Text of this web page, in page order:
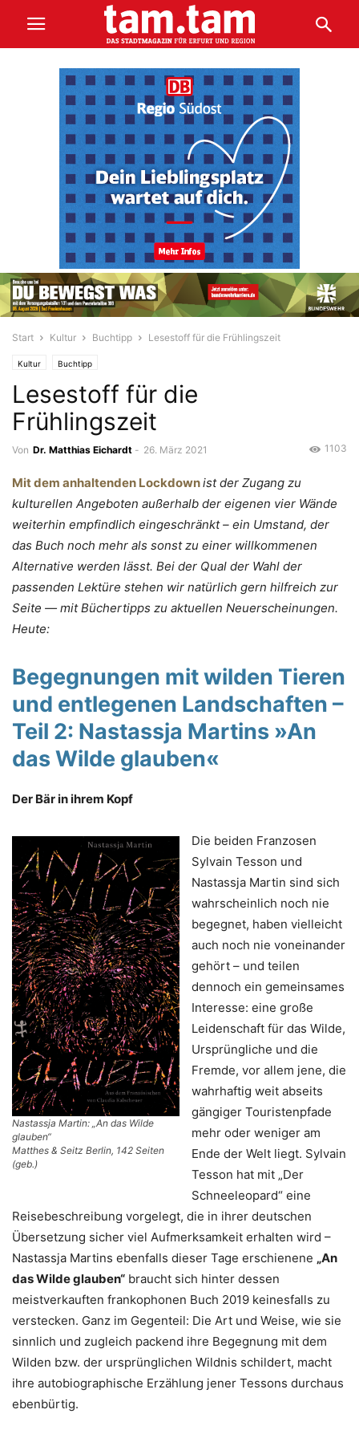
Start Kultur Buchtipp Lesestoff für die Frühlingszeit
Kultur Buchtipp
Lesestoff für die
Frühlingszeit
Von Dr. Matthias Eichardt - 26. März 2021 1103
Mit dem anhaltenden Lockdownist der Zugang zu
kulturellen Angeboten außerhalb der eigenen vier Wände
weiterhin empfindlich eingeschränkt – ein Umstand, der
das Buch noch mehr als sonst zu einer willkommenen
Alternative werden lässt. Bei der Qual der Wahl der
passenden Lektüre stehen wir natürlich gern hilfreich zur
Seite — mit Büchertipps zu aktuellen Neuerscheinungen.
Heute:
Begegnungen mit wilden Tieren
und entlegenen Landschaften –
Teil 2: Nastassja Martins »An
das Wilde glauben«
Der Bär in ihrem Kopf
Nastassja Martin: „An das Wilde
glauben“
Matthes & Seitz Berlin, 142 Seiten
(geb.)
Die beiden Franzosen
Sylvain Tesson und
Nastassja Martin sind sich
wahrscheinlich noch nie
begegnet, haben vielleicht
auch noch nie voneinander
gehört – und teilen
dennoch ein gemeinsames
Interesse: eine große
Leidenschaft für das Wilde,
Ursprüngliche und die
Fremde, vor allem jene, die
wahrhaftig weit abseits
gängiger Touristenpfade
mehr oder weniger am
Ende der Welt liegt. Sylvain
Tesson hat mit „Der
Schneeleopard“ eine
Reisebeschreibung vorgelegt, die in ihrer deutschen
Übersetzung sicher viel Aufmerksamkeit erhalten wird –
Nastassja Martins ebenfalls dieser Tage erschienene „An
das Wilde glauben“ braucht sich hinter dessen
meistverkauften frankophonen Buch 2019 keinesfalls zu
verstecken. Ganz im Gegenteil: Die Art und Weise, wie sie
sinnlich und zugleich packend ihre Begegnung mit dem
Wilden bzw. der ursprünglichen Wildnis schildert, macht
ihre autobiographische Erzählung jener Tessons durchaus
ebenbürtig.